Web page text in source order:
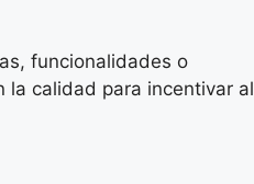
funcionalidades o
la calidad para incentivar al